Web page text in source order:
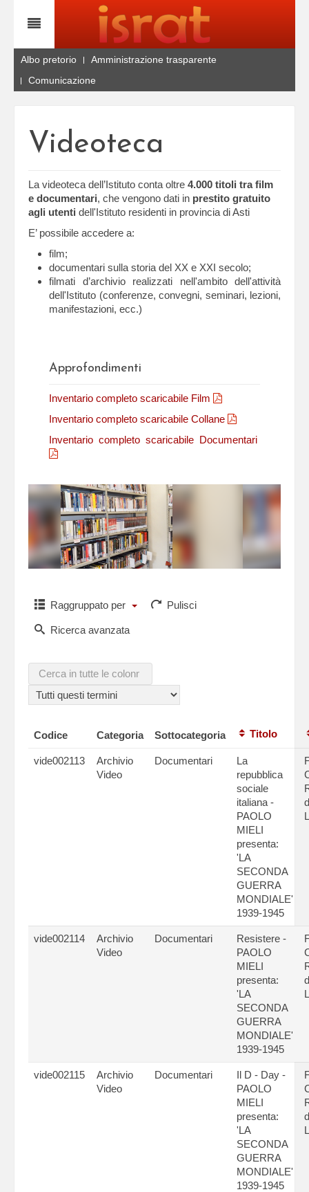
Albo pretorio
Amministrazione trasparente
Comunicazione
Videoteca
La videoteca dell’Istituto conta oltre 4.000 titoli tra film
e documentari, che vengono dati in prestito gratuito
agli utenti dell'Istituto residenti in provincia di Asti
E’ possibile accedere a:
film;
documentari sulla storia del XX e XXI secolo;
filmati d’archivio realizzati nell'ambito dell'attività
dell'Istituto (conferenze, convegni, seminari, lezioni,
manifestazioni, ecc.)
Approfondimenti
Inventario completo scaricabile Film
Inventario completo scaricabile Collane
Inventario completo scaricabile Documentari
Raggruppato per Pulisci
Ricerca avanzata
Codice Categoria Sottocategoria Titolo
vide002113
Archivio
Video
Documentari
La
repubblica
sociale
italiana -
PAOLO
MIELI
presenta:
'LA
SECONDA
GUERRA
MONDIALE'
1939-1945
vide002114
Archivio
Video
Documentari
Resistere -
PAOLO
MIELI
presenta:
'LA
SECONDA
GUERRA
MONDIALE'
1939-1945
vide002115
Archivio
Video
Documentari
Il D - Day -
PAOLO
MIELI
presenta:
'LA
SECONDA
GUERRA
MONDIALE'
1939-1945